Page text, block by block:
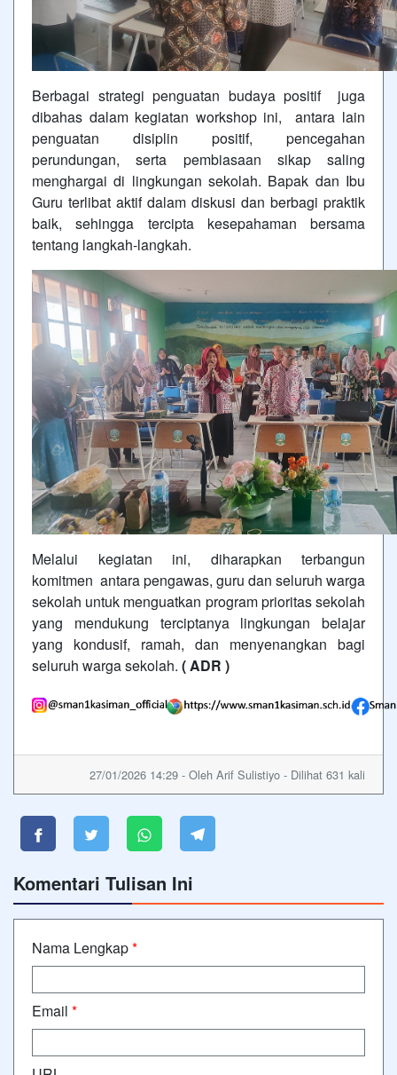
Berbagai strategi penguatan budaya positif juga
dibahas dalam kegiatan workshop ini, antara lain
penguatan disiplin positif, pencegahan
perundungan, serta pembiasaan sikap saling
menghargai di lingkungan sekolah. Bapak dan Ibu
Guru terlibat aktif dalam diskusi dan berbagi praktik
baik, sehingga tercipta kesepahaman bersama
tentang langkah-langkah.
Melalui kegiatan ini, diharapkan terbangun
komitmen antara pengawas, guru dan seluruh warga
sekolah untuk menguatkan program prioritas sekolah
yang mendukung terciptanya lingkungan belajar
yang kondusif, ramah, dan menyenangkan bagi
seluruh warga sekolah. ( ADR )
27/01/2026 14:29 - Oleh Arif Sulistiyo - Dilihat 631 kali
Komentari Tulisan Ini
Nama Lengkap*
Email *